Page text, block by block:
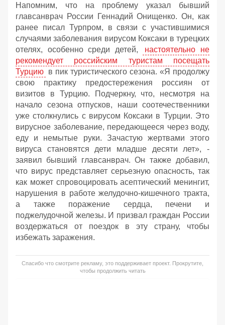
Напомним, что на проблему указал бывший
главсанврач России Геннадий Онищенко. Он, как
ранее писал Турпром, в связи с участившимися
случаями заболевания вирусом Коксаки в турецких
отелях, особенно среди детей,
настоятельно не
рекомендует российским туристам посещать
Турцию в пик туристического сезона. «Я продолжу
свою практику предостережения россиян от
визитов в Турцию. Подчеркну, что, несмотря на
начало сезона отпусков, наши соотечественники
уже столкнулись с вирусом Коксаки в Турции. Это
вирусное заболевание, передающееся через воду,
еду и немытые руки. Зачастую жертвами этого
вируса становятся дети младше десяти лет», -
заявил бывший главсанврач. Он также добавил,
что вирус представляет серьезную опасность, так
как может спровоцировать асептический менингит,
нарушения в работе желудочно-кишечного тракта,
а также поражение сердца, печени и
поджелудочной железы. И призвал граждан России
воздержаться от поездок в эту страну, чтобы
избежать заражения.
Спасибо что смотрите рекламу, это поддерживает проект. Прокрутите,
чтобы продолжить читать